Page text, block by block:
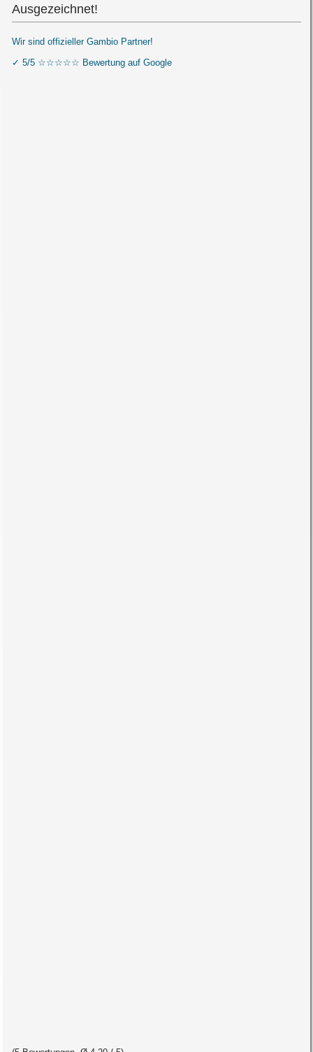
Ausgezeichnet!
Wir sind offizieller Gambio Partner!
✓ 5/5 ☆☆☆☆☆ Bewertung auf Google